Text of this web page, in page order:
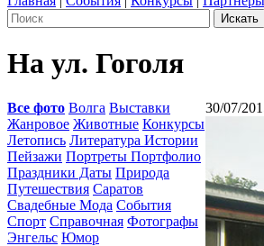
На ул. Гоголя
Все фото Волга Выставки
Жанровое Животные Конкурсы
Летопись Литература Истории
Пейзажи Портреты Портфолио
Праздники Даты Природа
Путешествия Саратов
Свадебные Мода События
Спорт Справочная Фотографы
Энгельс Юмор
30/07/